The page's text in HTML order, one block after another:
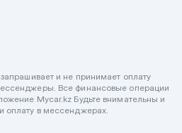
и не принимает оплату
Все финансовые операции
Mycar.kz Будьте внимательны и
оплату в мессенджерах.